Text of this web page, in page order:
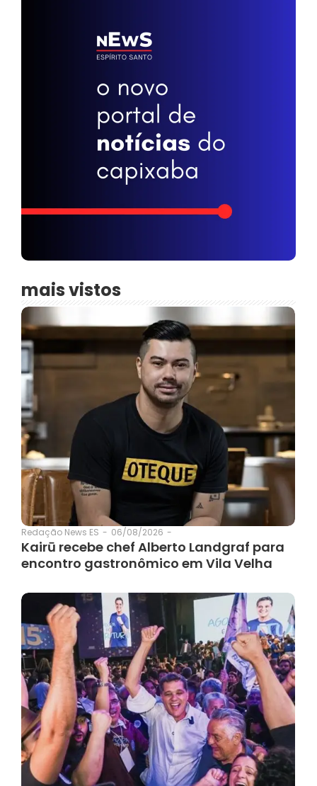
mais vistos
Redação News ES - 06/08/2026 -
Kairū recebe chef Alberto Landgraf para
encontro gastronômico em Vila Velha